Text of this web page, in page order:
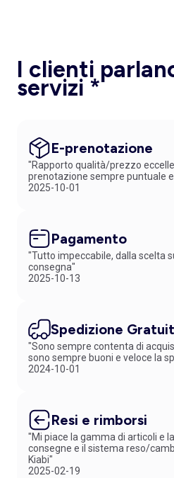
I clienti
servizi *
E-prenotazione
"Rapporto qualità/prezzo
prenotazione sempre puntuale
2025-10-01
Pagamento
"Tutto impeccabile, dalla scelta
consegna"
2025-10-13
Spedizione
"Sono sempre contenta di
sono sempre buoni e veloce la
2024-10-01
Resi e rimborsi
"Mi piace la gamma di articoli e
consegne e il sistema reso/
Kiabi"
2025-02-19